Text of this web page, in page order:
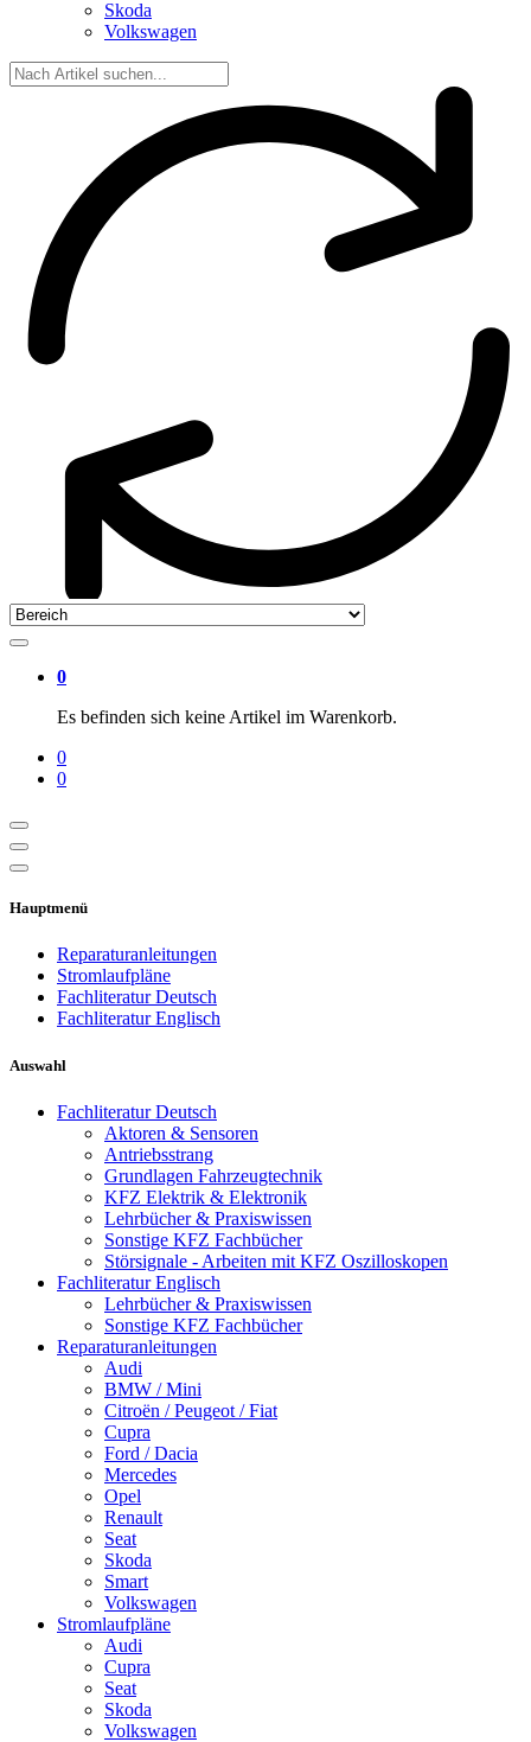
Skoda
Volkswagen
0
Es befinden sich keine Artikel im Warenkorb.
0
0
Hauptmenü
Reparaturanleitungen
Stromlaufpläne
Fachliteratur Deutsch
Fachliteratur Englisch
Auswahl
Fachliteratur Deutsch
Aktoren & Sensoren
Antriebsstrang
Grundlagen Fahrzeugtechnik
KFZ Elektrik & Elektronik
Lehrbücher & Praxiswissen
Sonstige KFZ Fachbücher
Störsignale - Arbeiten mit KFZ Oszilloskopen
Fachliteratur Englisch
Lehrbücher & Praxiswissen
Sonstige KFZ Fachbücher
Reparaturanleitungen
Audi
BMW / Mini
Citroën / Peugeot / Fiat
Cupra
Ford / Dacia
Mercedes
Opel
Renault
Seat
Skoda
Smart
Volkswagen
Stromlaufpläne
Audi
Cupra
Seat
Skoda
Volkswagen